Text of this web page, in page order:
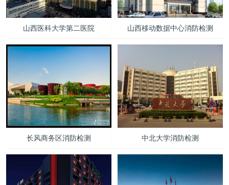
山西医科大学第二医院 山西移动数据中心消防检测
长风商务区消防检测 中北大学消防检测